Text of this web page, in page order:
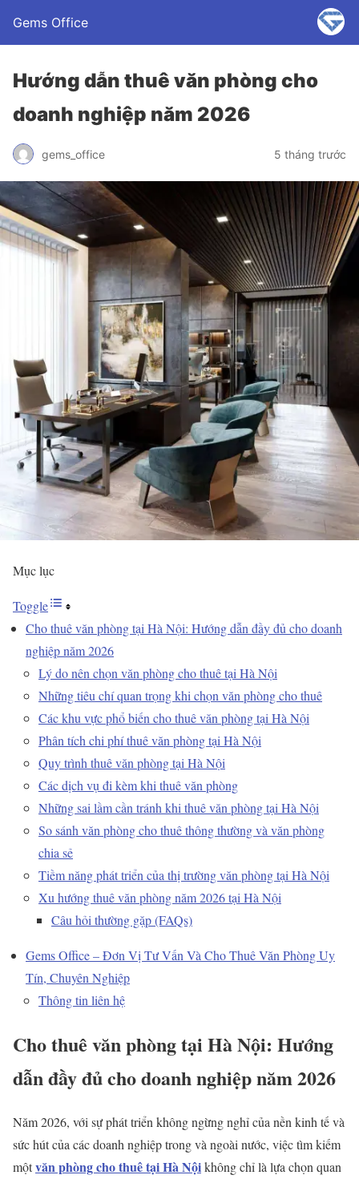
Gems Office
Hướng dẫn thuê văn phòng cho
doanh nghiệp năm 2026
gems_office 5 tháng trước
Mục lục
Toggle
Cho thuê văn phòng tại Hà Nội: Hướng dẫn đầy đủ cho doanh
nghiệp năm 2026
Lý do nên chọn văn phòng cho thuê tại Hà Nội
Những tiêu chí quan trọng khi chọn văn phòng cho thuê
Các khu vực phổ biến cho thuê văn phòng tại Hà Nội
Phân tích chi phí thuê văn phòng tại Hà Nội
Quy trình thuê văn phòng tại Hà Nội
Các dịch vụ đi kèm khi thuê văn phòng
Những sai lầm cần tránh khi thuê văn phòng tại Hà Nội
So sánh văn phòng cho thuê thông thường và văn phòng
chia sẻ
Tiềm năng phát triển của thị trường văn phòng tại Hà Nội
Xu hướng thuê văn phòng năm 2026 tại Hà Nội
Câu hỏi thường gặp (FAQs)
Gems Office – Đơn Vị Tư Vấn Và Cho Thuê Văn Phòng Uy
Tín, Chuyên Nghiệp
Thông tin liên hệ
Cho thuê văn phòng tại Hà Nội: Hướng
dẫn đầy đủ cho doanh nghiệp năm 2026
Năm 2026, với sự phát triển không ngừng nghỉ của nền kinh tế và
sức hút của các doanh nghiệp trong và ngoài nước, việc tìm kiếm
mộtvăn phòng cho thuê tại Hà Nộikhông chỉ là lựa chọn quan